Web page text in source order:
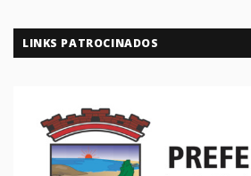
LINKS PATROCINADOS